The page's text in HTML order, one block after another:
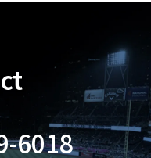
6018